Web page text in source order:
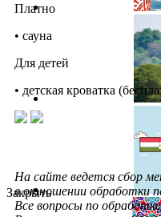
Платно
• сауна
Для детей
• детская кроватка
На сайте ведется сбор
в отношении обработки
Все вопросы по
Закрыть